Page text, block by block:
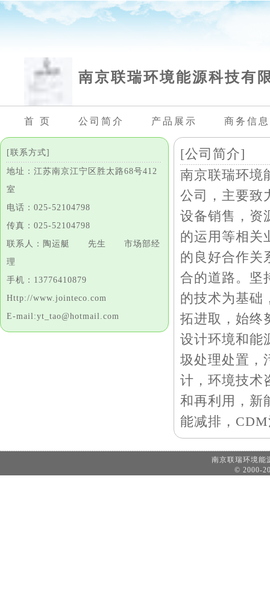
南京联瑞环境能源科技有
首 页 公司简介 产品展示 商务信息
[联系方式]
地址：江苏南京江宁区胜太路68号412
室
电话：025-52104798
传真：025-52104798
联系人：陶运艇 先生 市场部经
理
手机：13776410879
Http://www.jointeco.com
E-mail:yt_tao@hotmail.com
[公司简介]
南京联瑞环境
公司，主要致
设备销售，资
的运用等相关
的良好合作关
合的道路。坚
的技术为基础
拓进取，始终
设计环境和能
圾处理处置，
计，环境技术
和再利用，新
能减排，
南京联瑞环境
© 2000-